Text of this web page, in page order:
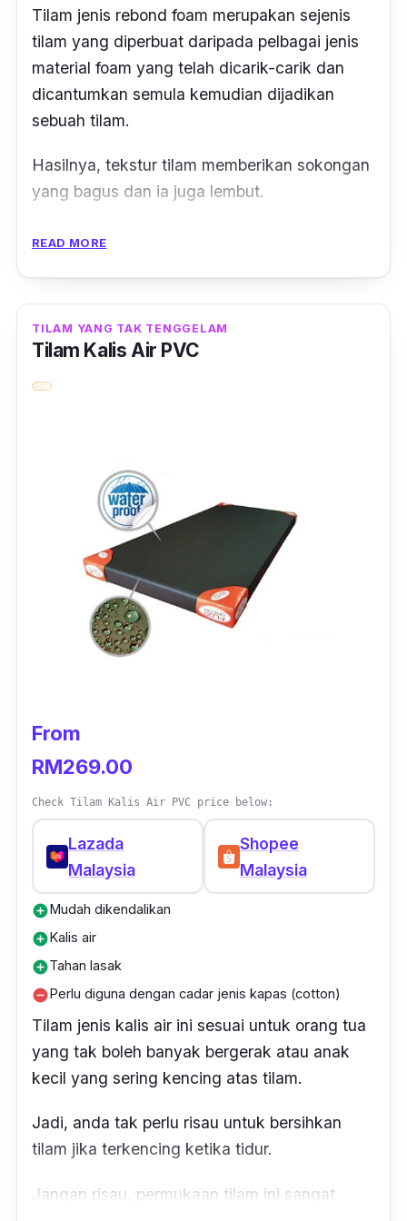
Tilam jenis rebond foam merupakan sejenis
tilam yang diperbuat daripada pelbagai jenis
material foam yang telah dicarik-carik dan
dicantumkan semula kemudian dijadikan
sebuah tilam.
Hasilnya, tekstur tilam memberikan sokongan
yang bagus dan ia juga lembut.
Produk ini mempunyai ketebalan 8 inci, ia
Rekaannya yang ringkas mudah di sesuaikan
dengan pelbagai jenis tema bilik tidur anda.
bantuan tilam jenis
READ MORE
TILAM YANG TAK TENGGELAM
Tilam Kalis Air PVC
From
RM269.00
Check Tilam Kalis Air PVC price below:
Lazada
Malaysia
Shopee
Malaysia
add_circleMudah dikendalikan
add_circleKalis air
add_circleTahan lasak
remove_circlePerlu diguna dengan cadar jenis kapas (cotton)
Tilam jenis kalis air ini sesuai untuk orang tua
yang tak boleh banyak bergerak atau anak
kecil yang sering kencing atas tilam.
Jadi, anda tak perlu risau untuk bersihkan
tilam jika terkencing ketika tidur.
Jangan risau, permukaan tilam ini sangat